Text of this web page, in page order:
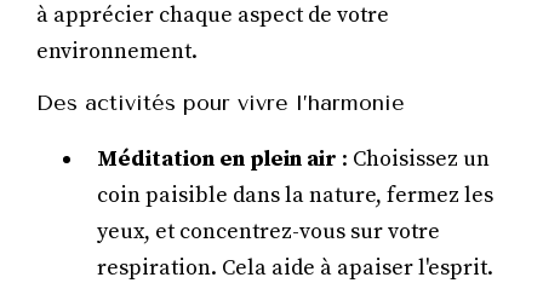
à apprécier chaque aspect de votre
environnement.
Des activités pour vivre l’harmonie
Méditation en plein air : Choisissez un
coin paisible dans la nature, fermez les
yeux, et concentrez-vous sur votre
respiration. Cela aide à apaiser l'esprit.